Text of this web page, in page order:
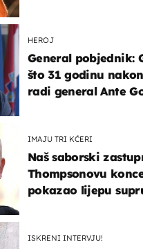
HEROJ
General pobjednik:
što 31 godinu
radi general Ante
IMAJU TRI KĆERI
Naš saborski
Thompsonovu
pokazao lijepu
ISKRENI INTERVJU!